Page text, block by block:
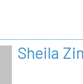
Sheila